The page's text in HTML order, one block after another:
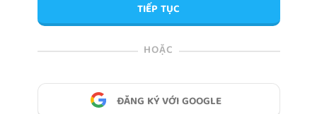
TIẾP TỤC
HOẶC
ĐĂNG KÝ VỚI GOOGLE